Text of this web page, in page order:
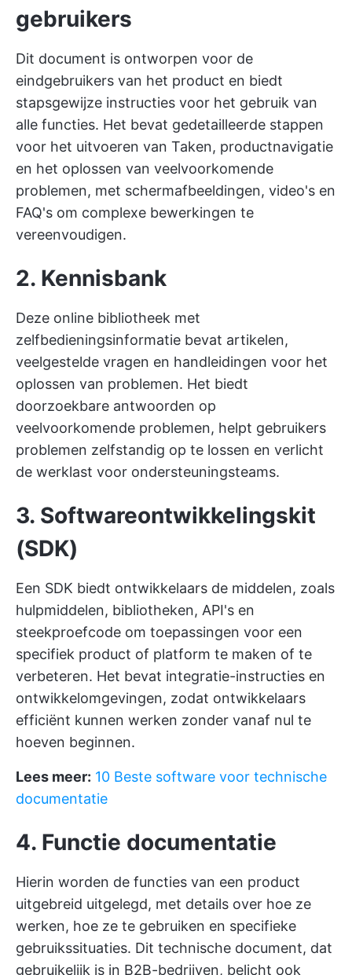
gebruikers
Dit document is ontworpen voor de
eindgebruikers van het product en biedt
stapsgewijze instructies voor het gebruik van
alle functies. Het bevat gedetailleerde stappen
voor het uitvoeren van Taken, productnavigatie
en het oplossen van veelvoorkomende
problemen, met schermafbeeldingen, video's en
FAQ's om complexe bewerkingen te
vereenvoudigen.
2. Kennisbank
Deze online bibliotheek met
zelfbedieningsinformatie bevat artikelen,
veelgestelde vragen en handleidingen voor het
oplossen van problemen. Het biedt
doorzoekbare antwoorden op
veelvoorkomende problemen, helpt gebruikers
problemen zelfstandig op te lossen en verlicht
de werklast voor ondersteuningsteams.
3. Softwareontwikkelingskit
(SDK)
Een SDK biedt ontwikkelaars de middelen, zoals
hulpmiddelen, bibliotheken, API's en
steekproefcode om toepassingen voor een
specifiek product of platform te maken of te
verbeteren. Het bevat integratie-instructies en
ontwikkelomgevingen, zodat ontwikkelaars
efficiënt kunnen werken zonder vanaf nul te
hoeven beginnen.
Lees meer: 10 Beste software voor technische
documentatie
4. Functie documentatie
Hierin worden de functies van een product
uitgebreid uitgelegd, met details over hoe ze
werken, hoe ze te gebruiken en specifieke
gebruikssituaties. Dit technische document, dat
gebruikelijk is in B2B-bedrijven, belicht ook